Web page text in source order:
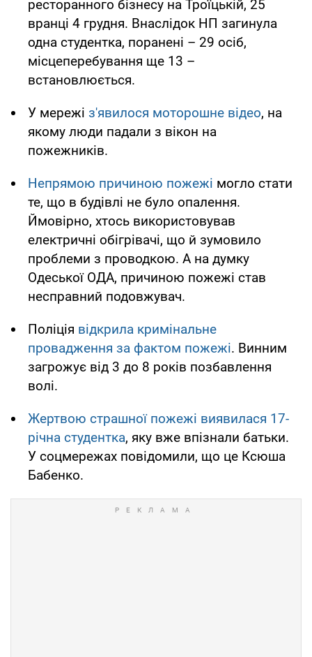
ресторанного бізнесу на Троїцькій, 25
вранці 4 грудня. Внаслідок НП загинула
одна студентка, поранені – 29 осіб,
місцеперебування ще 13 –
встановлюється.
У мережі з'явилося моторошне відео, на
якому люди падали з вікон на
пожежників.
Непрямою причиною пожежі могло стати
те, що в будівлі не було опалення.
Ймовірно, хтось використовував
електричні обігрівачі, що й зумовило
проблеми з проводкою. А на думку
Одеської ОДА, причиною пожежі став
несправний подовжувач.
Поліція відкрила кримінальне
провадження за фактом пожежі. Винним
загрожує від 3 до 8 років позбавлення
волі.
Жертвою страшної пожежі виявилася 17-
річна студентка, яку вже впізнали батьки.
У соцмережах повідомили, що це Ксюша
Бабенко.